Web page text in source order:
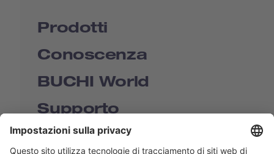
Prodotti
Conoscenza
BUCHI World
Supporto
Shop